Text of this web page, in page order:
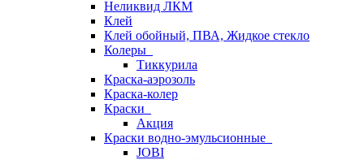
Неликвид ЛКМ
Клей
Клей обойный, ПВА, Жидкое стекло
Колеры
Тиккурила
Краска-аэрозоль
Краска-колер
Краски
Акция
Краски водно-эмульсионные
JOBI